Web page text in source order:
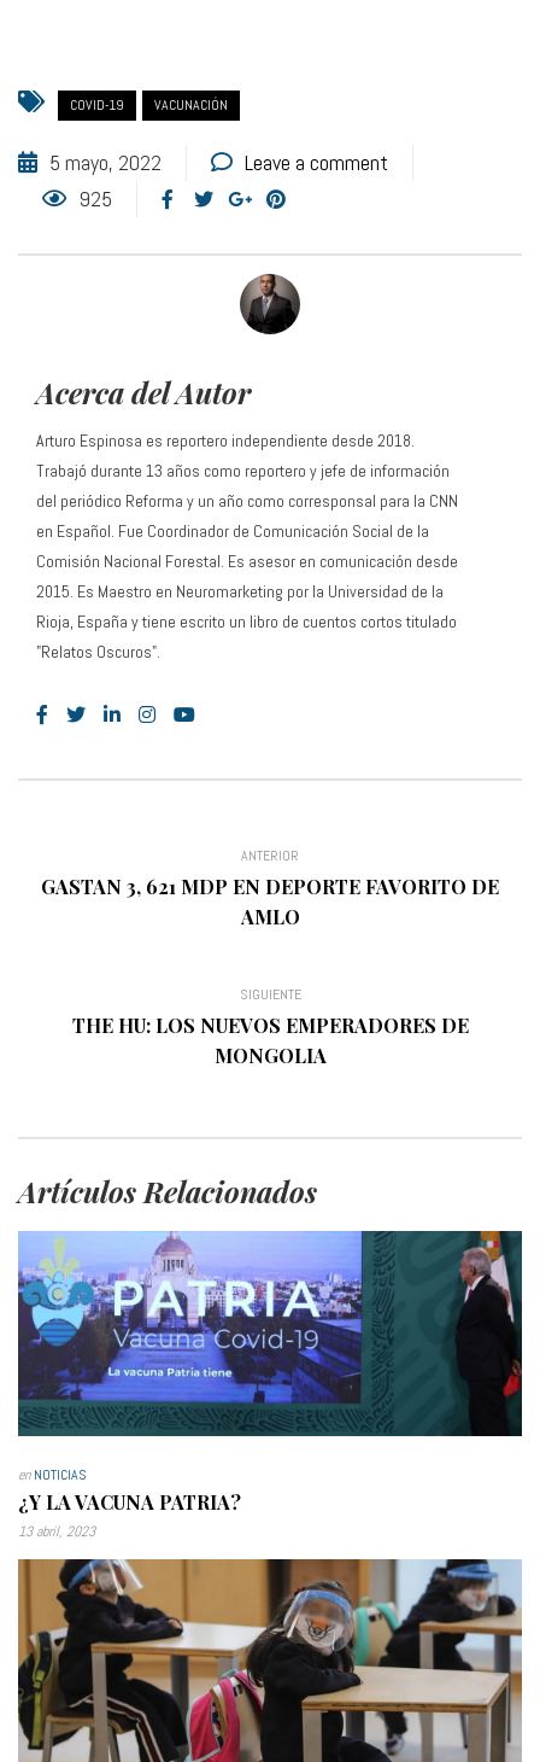
COVID-19 VACUNACIÓN
5 mayo, 2022
Leave a comment
925
Acerca del Autor
Arturo Espinosa es reportero independiente desde 2018.
Trabajó durante 13 años como reportero y jefe de información
del periódico Reforma y un año como corresponsal para la CNN
en Español. Fue Coordinador de Comunicación Social de la
Comisión Nacional Forestal. Es asesor en comunicación desde
2015. Es Maestro en Neuromarketing por la Universidad de la
Rioja, España y tiene escrito un libro de cuentos cortos titulado
"Relatos Oscuros".
ANTERIOR
GASTAN 3, 621 MDP EN DEPORTE FAVORITO DE
AMLO
SIGUIENTE
THE HU: LOS NUEVOS EMPERADORES DE
MONGOLIA
Artículos Relacionados
enNOTICIAS
¿Y LA VACUNA PATRIA?
13 abril, 2023